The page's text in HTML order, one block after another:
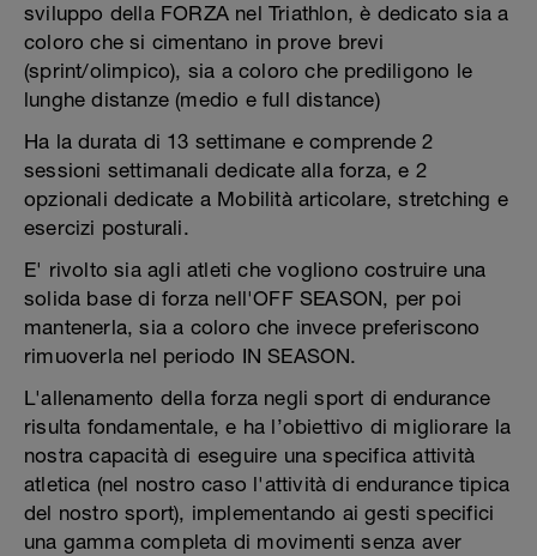
sviluppo della FORZA nel Triathlon, è dedicato sia a
coloro che si cimentano in prove brevi
(sprint/olimpico), sia a coloro che prediligono le
lunghe distanze (medio e full distance)
Ha la durata di 13 settimane e comprende 2
sessioni settimanali dedicate alla forza, e 2
opzionali dedicate a Mobilità articolare, stretching e
esercizi posturali.
E' rivolto sia agli atleti che vogliono costruire una
solida base di forza nell'OFF SEASON, per poi
mantenerla, sia a coloro che invece preferiscono
rimuoverla nel periodo IN SEASON.
L'allenamento della forza negli sport di endurance
risulta fondamentale, e ha l’obiettivo di migliorare la
nostra capacità di eseguire una specifica attività
atletica (nel nostro caso l'attività di endurance tipica
del nostro sport), implementando ai gesti specifici
una gamma completa di movimenti senza aver